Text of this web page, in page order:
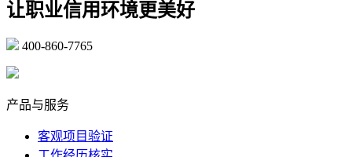
让职业信用环境更美好
400-860-7765
产品与服务
客观项目验证